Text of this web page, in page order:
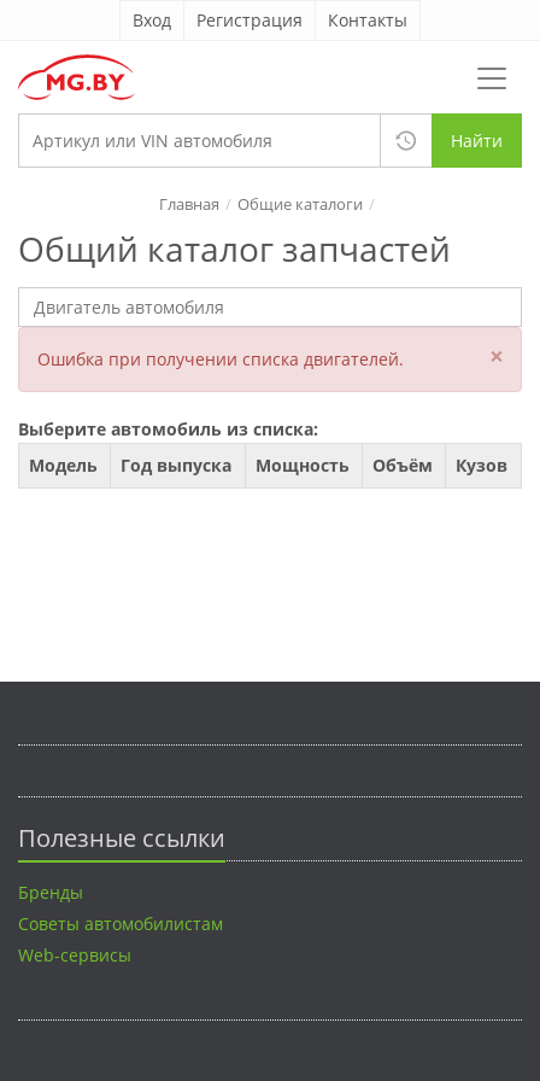
Вход Регистрация Контакты
Найти
Общий каталог запчастей
Главная Общие каталоги
Ошибка при получении списка двигателей. ×
Выберите автомобиль из списка:
Модель
Год выпуска Мощность Объём Кузов
Полезные ссылки
Бренды
Советы автомобилистам
Web-сервисы